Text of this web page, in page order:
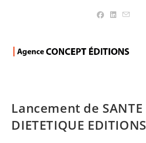
Page 2
Lancement de SANTE
DIETETIQUE EDITIONS